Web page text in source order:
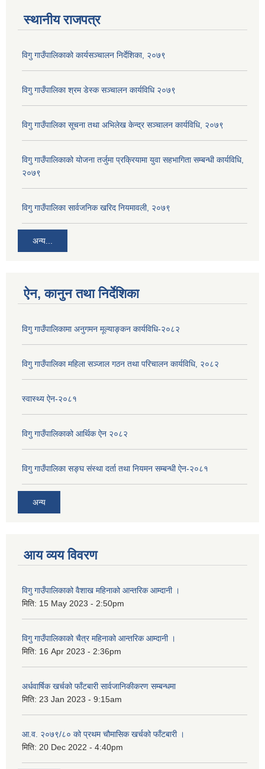
स्थानीय राजपत्र
विगु गाउँपालिकाको कार्यसञ्‍चालन निर्देशिका, २०७९
विगु गाउँपालिका श्रम डेस्क सञ्चालन कार्यविधि २०७९
विगु गाउँपालिका सूचना तथा अभिलेख केन्द्र सञ्चालन कार्यविधि, २०७९
विगु गाउँपालिकाको योजना तर्जुमा प्रक्रियामा युवा सहभागिता सम्बन्धी कार्यविधि,
२०७९
विगु गाउँपालिका सार्वजनिक खरिद नियमावली, २०७९
अन्य...
ऐन, कानुन तथा निर्देशिका
विगु गाउँपालिकामा अनुगमन मूल्याङ्कन कार्यविधि-२०८२
विगु गाउँपालिका महिला सञ्जाल गठन तथा परिचालन कार्यविधि, २०८२
स्वास्थ्य ऐन-२०८१
विगु गाउँपालिकाको आर्थिक ऐन २०८२
विगु गाउँपालिका सङ्घ संस्था दर्ता तथा नियमन सम्बन्धी ऐन-२०८१
अन्य
आय व्यय विवरण
विगु गाउँपालिकाको वैशाख महिनाको आन्तरिक आम्दानी ।
मिति: 15 May 2023 - 2:50pm
विगु गाउँपालिकाको चैत्र महिनाको आन्तरिक आम्दानी ।
मिति: 16 Apr 2023 - 2:36pm
अर्धवार्षिक खर्चको फाँटबारी सार्वजानिकीकरण सम्बन्धमा
मिति: 23 Jan 2023 - 9:15am
आ.व. २०७९/८० को प्रथम चौमासिक खर्चको फाँटबारी ।
मिति: 20 Dec 2022 - 4:40pm